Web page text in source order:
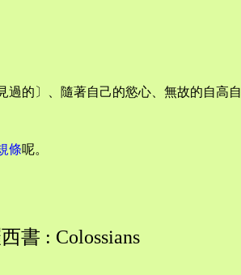
過的〕、隨著自己的慾心、無故的自高自
條呢。
書 : Colossians